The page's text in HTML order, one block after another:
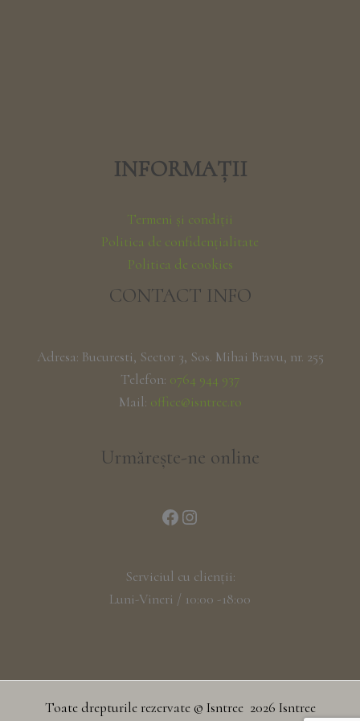
INFORMAȚII
Termeni și condiții
Politica de confidențialitate
Politica de cookies
CONTACT INFO
Adresa: Bucuresti, Sector 3, Sos. Mihai Bravu, nr. 255
Telefon: 0764 944 937
Mail: office@isntree.ro
Urmărește-ne online
Serviciul cu clienții:
Luni-Vineri / 10:00 -18:00
Toate drepturile rezervate © Isntree 2026 Isntree